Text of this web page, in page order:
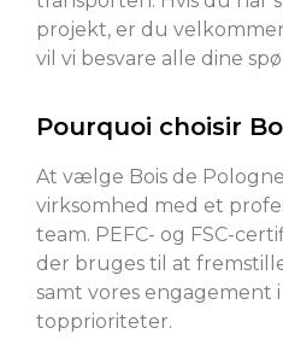
projekt, er du
vil vi besvare alle dine
Pourquoi choisir
At vælge Bois de
virksomhed med et
team. PEFC- og FSC-
der bruges til at
samt vores engagement
topprioriteter.